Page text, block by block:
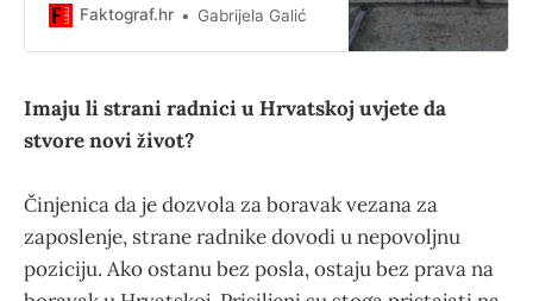
podataka o tome još nema.
Faktograf.hr Gabrijela Galić
Imaju li strani radnici u Hrvatskoj uvjete da
stvore novi život?
Činjenica da je dozvola za boravak vezana za
zaposlenje, strane radnike dovodi u nepovoljnu
poziciju. Ako ostanu bez posla, ostaju bez prava na